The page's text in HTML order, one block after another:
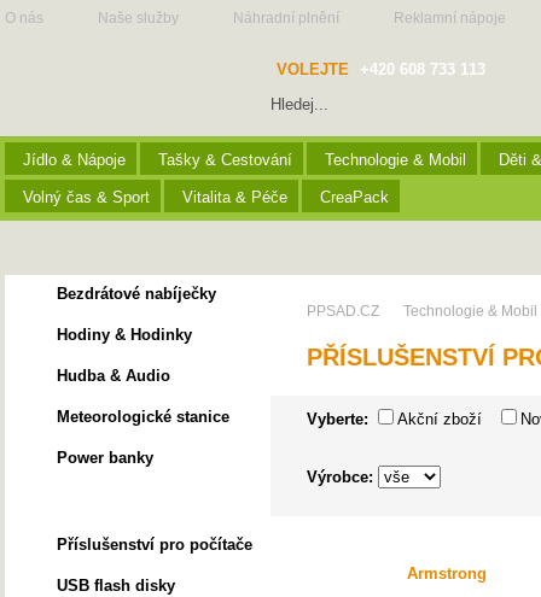
O nás Naše služby Náhradní plnění Reklamní nápoje
VOLEJTE +420 608 733 113
Jídlo & Nápoje Tašky & Cestování Technologie & Mobil Děti
Volný čas & Sport Vitalita & Péče CreaPack
Bezdrátové nabíječky
Hodiny & Hodinky
Hudba & Audio
Meteorologické stanice
Power banky
Příslušenství pro počítače
USB flash disky
PPSAD.CZ Technologie & Mobil
PŘÍSLUŠENSTVÍ
Vyberte: Akční zboží
Výrobce:
Armstrong